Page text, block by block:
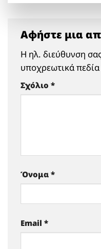
Αφήστε μια
Η ηλ. διεύθυνση
υποχρεωτικά
Σχόλιο *
Όνομα *
Email *